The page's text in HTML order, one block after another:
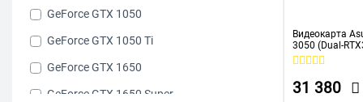
GeForce GTX 1050
GeForce GTX 1050 Ti
GeForce GTX 1650
GeForce GTX 1650 Super
Видеокарта
3050 (Dual-
8192Mb 128
31 380